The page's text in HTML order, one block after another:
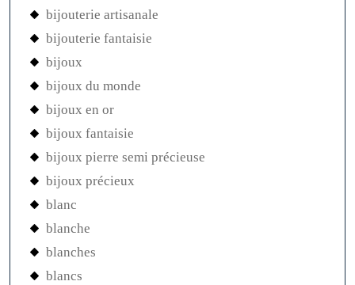
bijouterie artisanale
bijouterie fantaisie
bijoux
bijoux du monde
bijoux en or
bijoux fantaisie
bijoux pierre semi précieuse
bijoux précieux
blanc
blanche
blanches
blancs